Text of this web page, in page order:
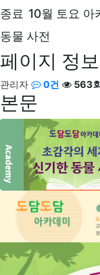
종료 10월 토요 아
동물 사전
페이지 정보
관리자 0건 563
본문